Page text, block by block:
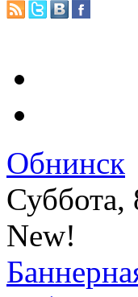
Обнинск
Суббота,
New!